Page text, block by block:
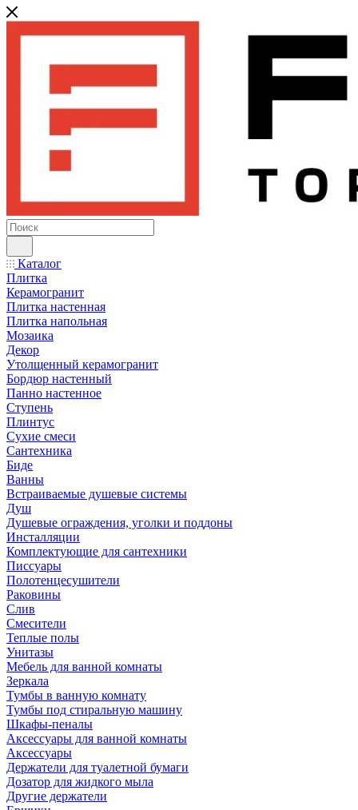
Каталог
Плитка
Керамогранит
Плитка настенная
Плитка напольная
Мозаика
Декор
Утолщенный керамогранит
Бордюр настенный
Панно настенное
Ступень
Плинтус
Сухие смеси
Сантехника
Биде
Ванны
Встраиваемые душевые системы
Душ
Душевые ограждения, уголки и поддоны
Инсталляции
Комплектующие для сантехники
Писсуары
Полотенцесушители
Раковины
Слив
Смесители
Теплые полы
Унитазы
Мебель для ванной комнаты
Зеркала
Тумбы в ванную комнату
Тумбы под стиральную машину
Шкафы-пеналы
Аксессуары для ванной комнаты
Аксессуары
Держатели для туалетной бумаги
Дозатор для жидкого мыла
Другие держатели